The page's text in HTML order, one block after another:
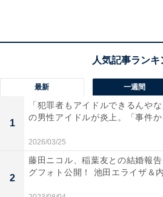
最新 一週間
1
「犯罪者もアイドルできるんや
の男性アイドルが炎上。「事件
2026/03/25
2
藤田ニコル、稲葉友との結婚報
グフォト公開！ 池田エライザ＆